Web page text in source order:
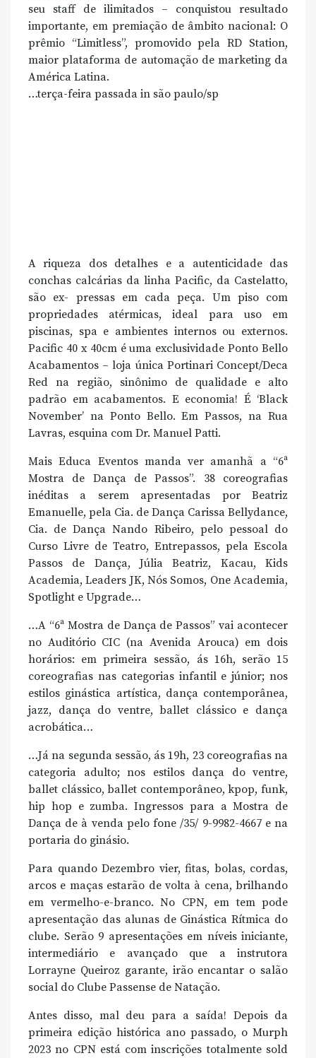
seu staff de ilimitados – conquistou resultado
importante, em premiação de âmbito nacional: O
prêmio “Limitless”, promovido pela RD Station,
maior plataforma de automação de marketing da
América Latina.
…terça-feira passada in são paulo/sp
A riqueza dos detalhes e a autenticidade das
conchas calcárias da linha Pacific, da Castelatto,
são ex- pressas em cada peça. Um piso com
propriedades atérmicas, ideal para uso em
piscinas, spa e ambientes internos ou externos.
Pacific 40 x 40cm é uma exclusividade Ponto Bello
Acabamentos – loja única Portinari Concept/Deca
Red na região, sinônimo de qualidade e alto
padrão em acabamentos. E economia! É ‘Black
November’ na Ponto Bello. Em Passos, na Rua
Lavras, esquina com Dr. Manuel Patti.
Mais Educa Eventos manda ver amanhã a “6ª
Mostra de Dança de Passos”. 38 coreografias
inéditas a serem apresentadas por Beatriz
Emanuelle, pela Cia. de Dança Carissa Bellydance,
Cia. de Dança Nando Ribeiro, pelo pessoal do
Curso Livre de Teatro, Entrepassos, pela Escola
Passos de Dança, Júlia Beatriz, Kacau, Kids
Academia, Leaders JK, Nós Somos, One Academia,
Spotlight e Upgrade…
…A “6ª Mostra de Dança de Passos” vai acontecer
no Auditório CIC (na Avenida Arouca) em dois
horários: em primeira sessão, ás 16h, serão 15
coreografias nas categorias infantil e júnior; nos
estilos ginástica artística, dança contemporânea,
jazz, dança do ventre, ballet clássico e dança
acrobática…
…Já na segunda sessão, ás 19h, 23 coreografias na
categoria adulto; nos estilos dança do ventre,
ballet clássico, ballet contemporâneo, kpop, funk,
hip hop e zumba. Ingressos para a Mostra de
Dança de à venda pelo fone /35/ 9-9982-4667 e na
portaria do ginásio.
Para quando Dezembro vier, fitas, bolas, cordas,
arcos e maças estarão de volta à cena, brilhando
em vermelho-e-branco. No CPN, em tem pode
apresentação das alunas de Ginástica Rítmica do
clube. Serão 9 apresentações em níveis iniciante,
intermediário e avançado que a instrutora
Lorrayne Queiroz garante, irão encantar o salão
social do Clube Passense de Natação.
Antes disso, mal deu para a saída! Depois da
primeira edição histórica ano passado, o Murph
2023 no CPN está com inscrições totalmente sold